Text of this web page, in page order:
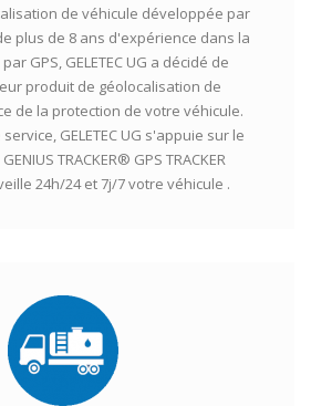
de véhicule développée par
de plus de 8 ans d'expérience dans la
GPS, GELETEC UG a décidé de
produit de géolocalisation de
de la protection de votre véhicule.
GELETEC UG s'appuie sur le
TRACKER® GPS TRACKER
24h/24 et 7j/7 votre véhicule .